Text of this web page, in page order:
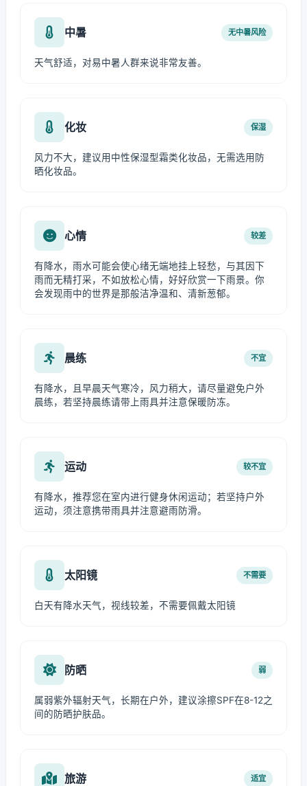
中暑 无中暑风险
天气舒适，对易中暑人群来说非常友善。
化妆 保湿
风力不大，建议用中性保湿型霜类化妆品，无需选用防
晒化妆品。
心情 较差
有降水，雨水可能会使心绪无端地挂上轻愁，与其因下
雨而无精打采，不如放松心情，好好欣赏一下雨景。你
会发现雨中的世界是那般洁净温和、清新葱郁。
晨练 不宜
有降水，且早晨天气寒冷，风力稍大，请尽量避免户外
晨练，若坚持晨练请带上雨具并注意保暖防冻。
运动 较不宜
有降水，推荐您在室内进行健身休闲运动；若坚持户外
运动，须注意携带雨具并注意避雨防滑。
太阳镜 不需要
白天有降水天气，视线较差，不需要佩戴太阳镜
防晒 弱
属弱紫外辐射天气，长期在户外，建议涂擦SPF在8-12之
间的防晒护肤品。
旅游 适宜